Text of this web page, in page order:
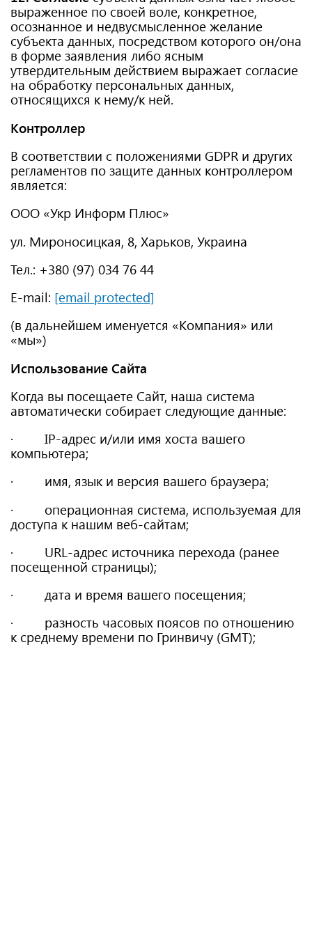
выраженное по своей воле, конкретное,
осознанное и недвусмысленное желание
субъекта данных, посредством которого он/она
в форме заявления либо ясным
утвердительным действием выражает согласие
на обработку персональных данных,
относящихся к нему/к ней.
Контроллер
В соответствии с положениями GDPR и других
регламентов по защите данных контроллером
является:
ООО «Укр Информ Плюс»
ул. Мироносицкая, 8, Харьков, Украина
Тел.: +380 (97) 034 76 44
E-mail: [email protected]
(в дальнейшем именуется «Компания» или
«мы»)
Использование Сайта
Когда вы посещаете Сайт, наша система
автоматически собирает следующие данные:
· IP-адрес и/или имя хоста вашего
компьютера;
· имя, язык и версия вашего браузера;
· операционная система, используемая для
доступа к нашим веб-сайтам;
· URL-адрес источника перехода (ранее
посещенной страницы);
· дата и время вашего посещения;
· разность часовых поясов по отношению
к среднему времени по Гринвичу (GMT);